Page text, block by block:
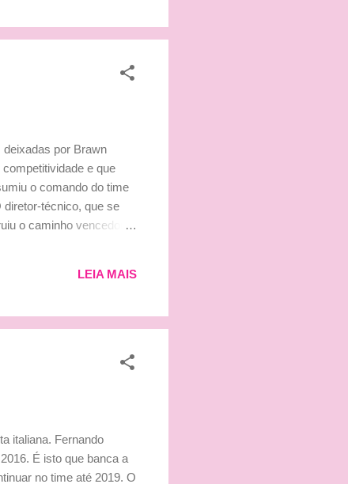
por Brawn
e que
o comando do time
diretor-técnico, que se
o caminho vencedor
revista 'Autosport'. "Não
LEIA MAIS
italiana. Fernando
É isto que banca a
no time até 2019. O